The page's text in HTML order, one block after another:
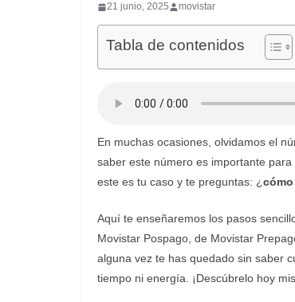
21 junio, 2025 movistar
Tabla de contenidos
En muchas ocasiones, olvidamos el
saber este número es importante
este es tu caso y te preguntas: ¿cómo
Aquí te enseñaremos los pasos
Movistar Pospago, de Movistar
alguna vez te has quedado sin saber
tiempo ni energía. ¡Descúbrelo hoy